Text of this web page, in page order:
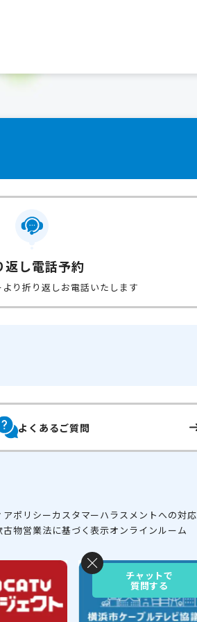
返し電話予約
り折り返しお電話いたします
よくあるご質問
ポリシーカスタマーハラスメントへの対応
古物営業法に基づく表示オンラインルーム
チャットで
質問する